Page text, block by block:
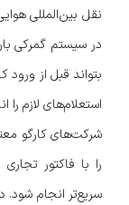
نقل بین‌المللی
در سیستم گمرکی
بتواند قبل از ورود
استعلام‌های لازم را
شرکت‌های کارگو
را با فاکتور
سریع‌تر انجام